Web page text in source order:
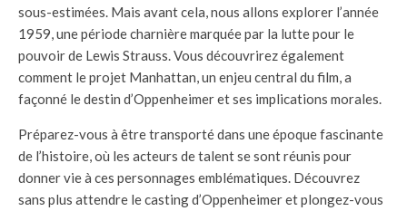
sous-estimées. Mais avant cela, nous allons explorer l’année
1959, une période charnière marquée par la lutte pour le
pouvoir de Lewis Strauss. Vous découvrirez également
comment le projet Manhattan, un enjeu central du film, a
façonné le destin d’Oppenheimer et ses implications morales.
Préparez-vous à être transporté dans une époque fascinante
de l’histoire, où les acteurs de talent se sont réunis pour
donner vie à ces personnages emblématiques. Découvrez
sans plus attendre le casting d’Oppenheimer et plongez-vous